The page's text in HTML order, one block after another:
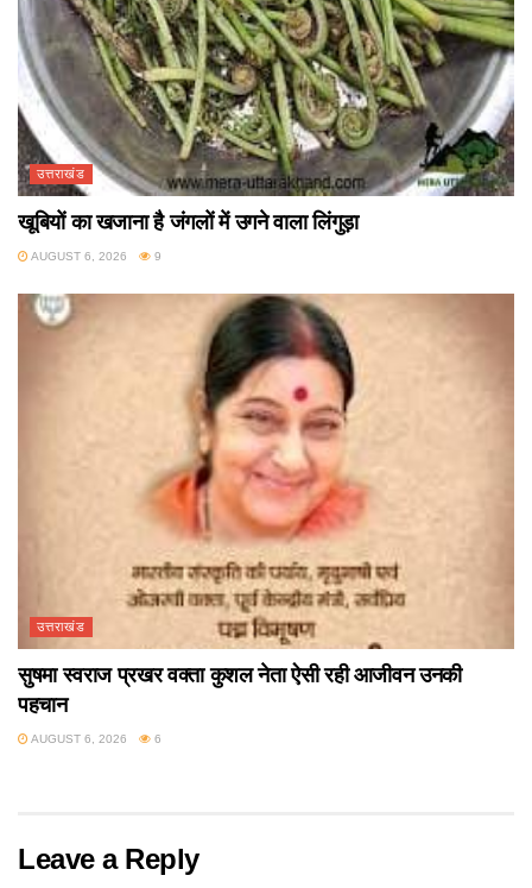
उत्तराखंड
खूबियों का खजाना है जंगलों में उगने वाला लिंगुड़ा
AUGUST 6, 2026 9
उत्तराखंड
सुषमा स्वराज प्रखर वक्ता कुशल नेता ऐसी रही आजीवन उनकी
पहचान
AUGUST 6, 2026 6
Leave a Reply